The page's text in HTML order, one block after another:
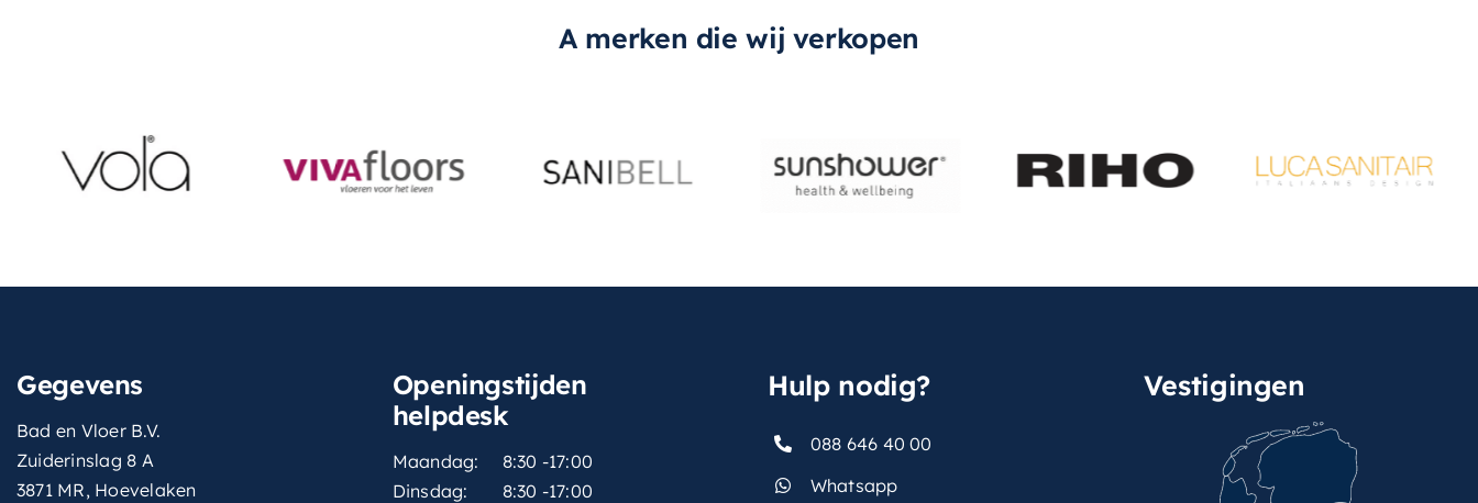
A merken die wij verkopen
Gegevens
Bad en Vloer B.V.
Zuiderinslag 8 A
3871 MR, Hoevelaken
Openingstijden
helpdesk
Maandag:
8:30 -17:00
Dinsdag:
8:30 -17:00
Hulp nodig?
088 646 40 00
Whatsapp
Vestigingen